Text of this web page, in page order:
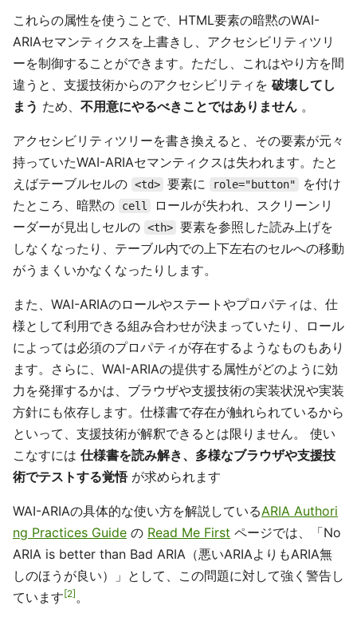
これらの属性を使うことで、HTML要素の暗黙のWAI-
ARIAセマンティクスを上書きし、アクセシビリティツリ
ーを制御することができます。ただし、これはやり方を間
違うと、支援技術からのアクセシビリティを 破壊してし
まう ため、 不用意にやるべきことではありません 。
アクセシビリティツリーを書き換えると、その要素が元々
持っていたWAI-ARIAセマンティクスは失われます。たと
えばテーブルセルの <td> 要素に role="button"
を付け
たところ、暗黙の
cell
ロールが失われ、スクリーンリ
ーダーが見出しセルの <th> 要素を参照した読み上げを
しなくなったり、テーブル内での上下左右のセルへの移動
がうまくいかなくなったりします。
また、WAI-ARIAのロールやステートやプロパティは、仕
様として利用できる組み合わせが決まっていたり、ロール
によっては必須のプロパティが存在するようなものもあり
ます。さらに、WAI-ARIAの提供する属性がどのように効
力を発揮するかは、ブラウザや支援技術の実装状況や実装
方針にも依存します。仕様書で存在が触れられているから
といって、支援技術が解釈できるとは限りません。 使い
こなすには 仕様書を読み解き、多様なブラウザや支援技
術でテストする覚悟が求められます
WAI-ARIAの具体的な使い方を解説しているARIA Authori
ng Practices Guide の Read Me First ページでは、「No
ARIA is better than Bad ARIA（悪いARIAよりもARIA無
しのほうが良い）」として、この問題に対して強く警告し
ています 2 。